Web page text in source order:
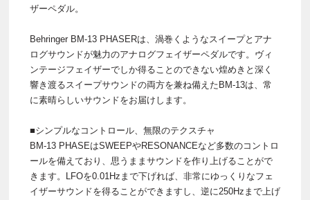
ザーペダル。
Behringer BM-13 PHASERは、渦巻くようなスイープとアナ
ログサウンドが魅力のアナログフェイザーペダルです。ヴィ
ンテージフェイザーでしか得ることのできない煌めきと深く
響き渡るスイープサウンドの両方を兼ね備えたBM-13は、常
に素晴らしいサウンドをお届けします。
■シンプルなコントロール、無限のテクスチャ
BM-13 PHASEはSWEEPやRESONANCEなど多数のコントロ
ールを備えており、思うままサウンドを作り上げることがで
きます。LFOを0.01Hzまで下げれば、非常にゆっくりなフェ
イザーサウンドを得ることができますし、逆に250Hzまで上げ